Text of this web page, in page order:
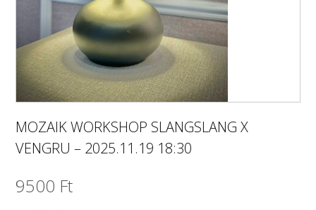
MOZAIK WORKSHOP SLANGSLANG X
VENGRU – 2025.11.19 18:30
9500 Ft